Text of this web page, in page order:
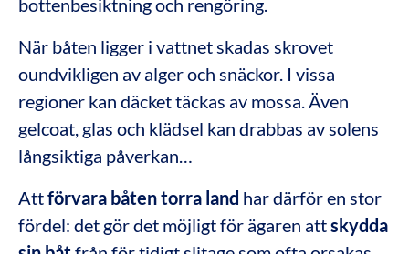
bottenbesiktning och rengöring.
När båten ligger i vattnet skadas skrovet
oundvikligen av alger och snäckor. I vissa
regioner kan däcket täckas av mossa. Även
gelcoat, glas och klädsel kan drabbas av solens
långsiktiga påverkan…
Attförvara båten torra land har därför en stor
fördel: det gör det möjligt för ägaren attskydda